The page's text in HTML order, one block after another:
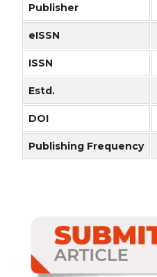
Publisher
eISSN
ISSN
Estd.
DOI
Publishing Frequency